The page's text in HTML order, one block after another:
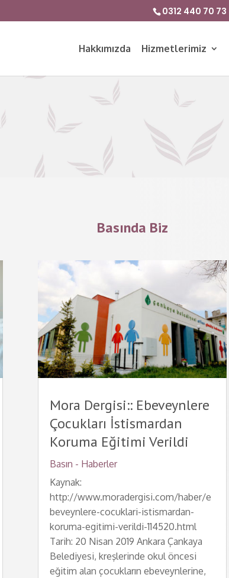
0312 440 70 73
Hakkımızda Hizmetlerimiz
Basında Biz
Mora Dergisi:: Ebeveynlere
Çocukları İstismardan
Koruma Eğitimi Verildi
Basın - Haberler
Kaynak:
http://www.moradergisi.com/haber/e
beveynlere-cocuklari-istismardan-
koruma-egitimi-verildi-114520.html
Tarih: 20 Nisan 2019 Ankara Çankaya
Belediyesi, kreşlerinde okul öncesi
eğitim alan çocukların ebeveynlerine,